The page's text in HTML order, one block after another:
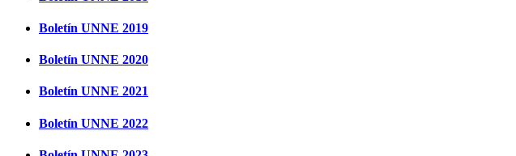
Boletín UNNE 2019
Boletín UNNE 2020
Boletín UNNE 2021
Boletín UNNE 2022